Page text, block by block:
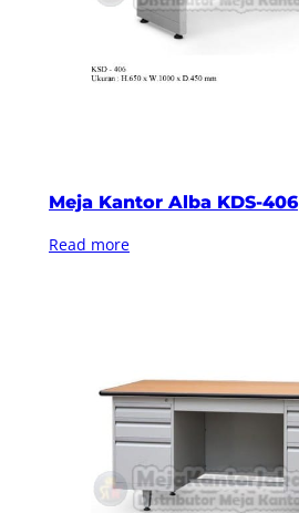
Meja Kantor Alba KDS-406
Read more